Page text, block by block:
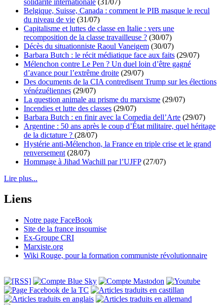
Belgique, Suisse, Canada : comment le PIB masque le recul
du niveau de vie (31/07)
Capitalisme et luttes de classe en Italie : vers une
recomposition de la classe travailleuse ? (30/07)
Décès du situationniste Raoul Vaneigem (30/07)
Barbara Butch : le récit médiatique face aux faits (29/07)
Mélenchon contre Le Pen ? Un duel loin d’être gagné
d’avance pour l’extrême droite (29/07)
Des documents de la CIA contredisent Trump sur les élections
vénézuéliennes (29/07)
La question animale au prisme du marxisme (29/07)
Incendies et lutte des classes (29/07)
Barbara Butch : en finir avec la Comedia dell’Arte (29/07)
Argentine : 50 ans après le coup d’État militaire, quel héritage
de la dictature ? (28/07)
Hystérie anti-Mélenchon, la France en triple crise et le grand
renversement (28/07)
Hommage à Jihad Wachill par l’UJFP(27/07)
Lire plus...
Liens
Notre page FaceBook
Site de la france insoumise
Ex-Groupe CRI
Marxiste.org
Wiki Rouge, pour la formation communiste révolutionnaire